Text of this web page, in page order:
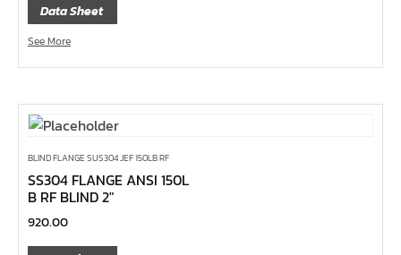
ประแจตะขอ
ประแจ L หกเหลี่ยม,ท๊อกซ์,หัวบ๊อกซ์
เหล็กส่ง, เหล็กสกัด, เหล็กตอก
คีม
เครื่องมืองานไฟฟ้าแรงสูง
เครื่องมือก่อสร้าง
ลูกบ๊อกซ์
Data Sheet
See More
BLIND FLANGE SUS304 JEF 150LB RF
SS304 FLANGE ANSI 150L
B RF BLIND 2″
920.00